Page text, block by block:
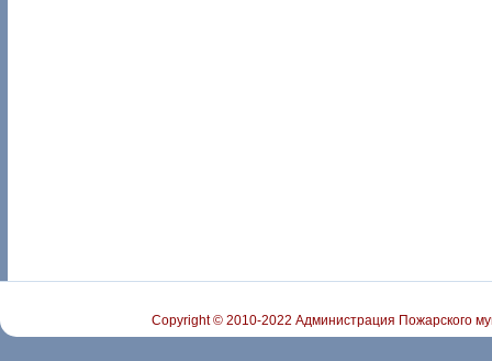
Copyright © 2010-2022 Администрация Пожарского